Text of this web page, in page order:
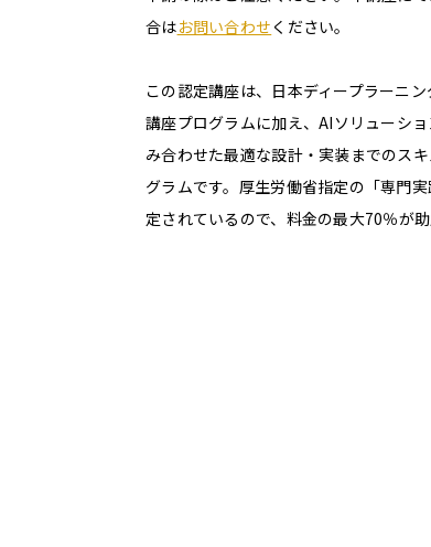
合はお問い合わせ ください。
この認定講座は、日本ディープラーニ
講座プログラムに加え、AIソリューシ
み合わせた最適な設計・実装までのス
グラムです。厚生労働省指定の「専門
定されているので、料金の最大70％が助